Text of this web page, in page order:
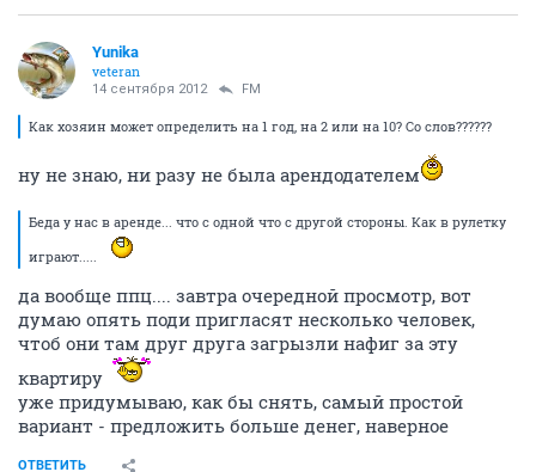
Yunika
veteran
14 сентября 2012 FM
Как хозяин может определить на 1 год, на 2 или на 10? Со слов??????
ну не знаю, ни разу не была арендодателем
Беда у нас в аренде... что с одной что с другой стороны. Как в рулетку
играют.....
да вообще ппц.... завтра очередной просмотр, вот
думаю опять поди пригласят несколько человек,
чтоб они там друг друга загрызли нафиг за эту
квартиру
уже придумываю, как бы снять, самый простой
вариант - предложить больше денег, наверное
ОТВЕТИТЬ